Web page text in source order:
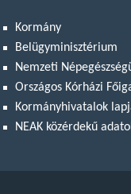
Kormány
Belügyminisztérium
Nemzeti
Országos Kórházi
Kormányhivatalok
NEAK közérdekű